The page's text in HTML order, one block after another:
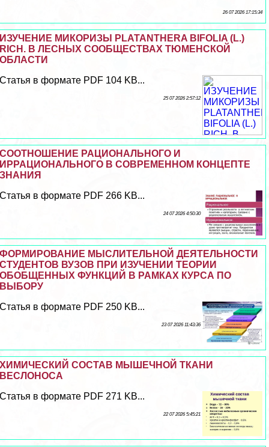
26 07 2026 17:15:34
ИЗУЧЕНИЕ МИКОРИЗЫ PLATANTHERA BIFOLIA (L.)
RICH. В ЛЕСНЫХ СООБЩЕСТВАХ ТЮМЕНСКОЙ
ОБЛАСТИ
Статья в формате PDF 104 KB...
25 07 2026 2:57:12
СООТНОШЕНИЕ РАЦИОНАЛЬНОГО И
ИРРАЦИОНАЛЬНОГО В СОВРЕМЕННОМ КОНЦЕПТЕ
ЗНАНИЯ
Статья в формате PDF 266 KB...
24 07 2026 4:50:30
ФОРМИРОВАНИЕ МЫСЛИТЕЛЬНОЙ ДЕЯТЕЛЬНОСТИ
СТУДЕНТОВ ВУЗОВ ПРИ ИЗУЧЕНИИ ТЕОРИИ
ОБОБЩЕННЫХ ФУНКЦИЙ В РАМКАХ КУРСА ПО
ВЫБОРУ
Статья в формате PDF 250 KB...
23 07 2026 11:43:36
ХИМИЧЕСКИЙ СОСТАВ МЫШЕЧНОЙ ТКАНИ
ВЕСЛОНОСА
Статья в формате PDF 271 KB...
22 07 2026 5:45:21